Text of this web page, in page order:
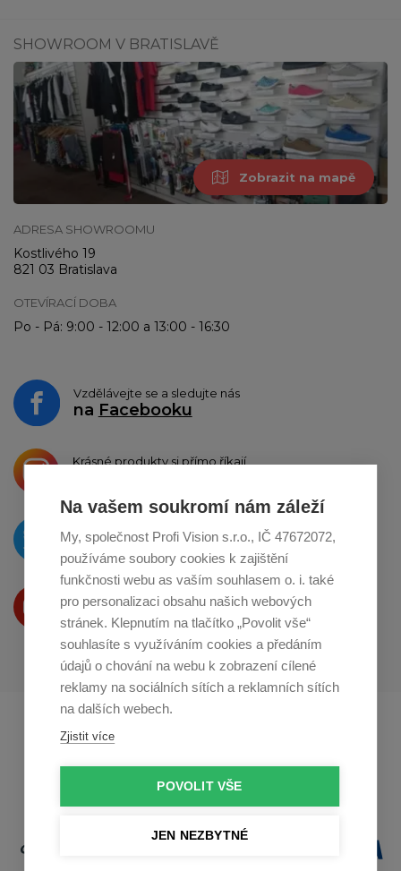
Na vašem soukromí nám záleží
My, společnost Profi Vision s.r.o., IČ 47672072,
používáme soubory cookies k zajištění
funkčnosti webu as vaším souhlasem o. i. také
pro personalizaci obsahu našich webových
stránek. Klepnutím na tlačítko „Povolit vše“
souhlasíte s využíváním cookies a předáním
údajů o chování na webu k zobrazení cílené
reklamy na sociálních sítích a reklamních sítích
na dalších webech.
Zjistit více
POVOLIT VŠE
JEN NEZBYTNÉ
SHOWROOM V BRATISLAVĚ
Zobrazit na mapě
ADRESA SHOWROOMU
Kostlivého 19
821 03 Bratislava
OTEVÍRACÍ DOBA
Po - Pá: 9:00 - 12:00 a 13:00 - 16:30
Vzdělávejte se a sledujte nás
na Facebooku
Krásné produkty si přímo říkají
O novinkách píšeme
naTwitteru
Produkty Vám představujeme
na Youtube
Profikuchar.sk